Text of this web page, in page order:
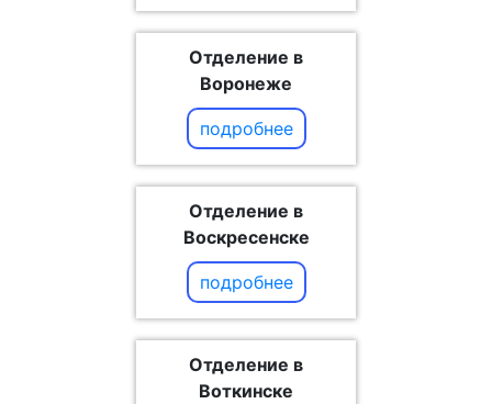
Отделение в
Воронеже
подробнее
Отделение в
Воскресенске
подробнее
Отделение в
Воткинске